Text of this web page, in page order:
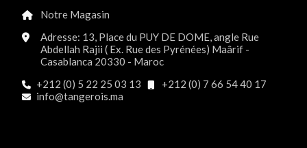
Notre Magasin
Adresse: 13, Place du PUY DE DOME, angle Rue
Abdellah Rajii ( Ex. Rue des Pyrénées) Maârif -
Casablanca 20330 - Maroc
+212 (0) 5 22 25 03 13
+212 (0) 7 66 54 40 17
info@tangerois.ma